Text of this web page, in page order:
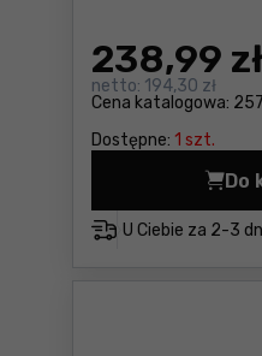
Cena katalogowa:
238,99 zł
netto: 194,30 zł
Dostępne: 1 szt.
U Ciebie za 2-3
Do